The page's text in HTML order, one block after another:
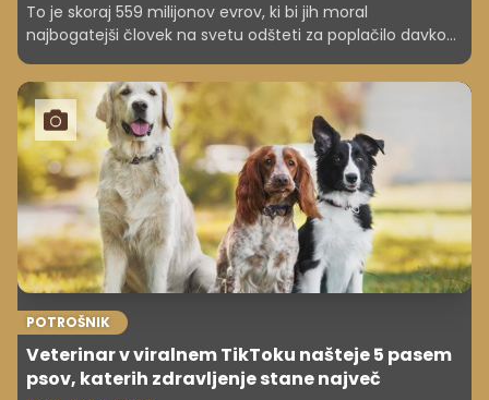
To je skoraj 559 milijonov evrov, ki bi jih moral
najbogatejši človek na svetu odšteti za poplačilo davkov.
A v življenju je tako, da bogataši državi plačajo nič ali
nekaj minimalnega.
POTROŠNIK
Veterinar v viralnem TikToku našteje 5 pasem
psov, katerih zdravljenje stane največ